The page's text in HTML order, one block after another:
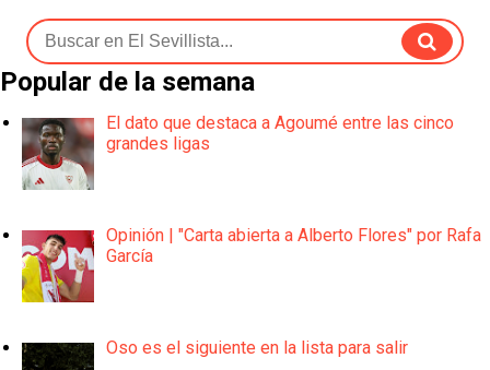
Popular de la semana
El dato que destaca a Agoumé entre las cinco
grandes ligas
Opinión | "Carta abierta a Alberto Flores" por Rafa
García
Oso es el siguiente en la lista para salir